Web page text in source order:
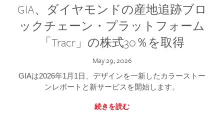
GIA、ダイヤモンドの産地追跡ブロ
ックチェーン・プラットフォーム
「Tracr」の株式30％を取得
May 29, 2026
GIAは2026年1月1日、デザインを一新したカラーストー
ンレポートと新サービスを開始します。
続きを読む